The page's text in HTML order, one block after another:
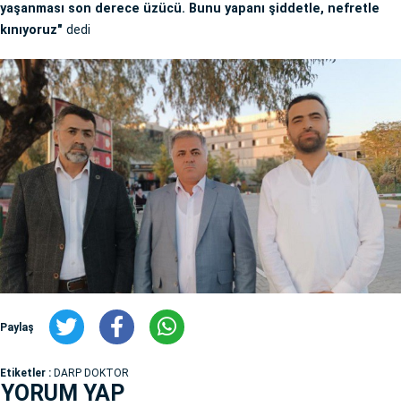
yaşanması son derece üzücü. Bunu yapanı şiddetle, nefretle
kınıyoruz" dedi
Paylaş
Etiketler : DARP DOKTOR
YORUM YAP